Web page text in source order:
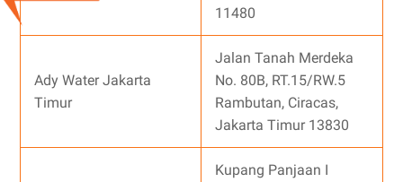
11480
Ady Water Jakarta
Timur
Jalan Tanah Merdeka
No. 80B, RT.15/RW.5
Rambutan, Ciracas,
Jakarta Timur 13830
Kupang Panjaan I